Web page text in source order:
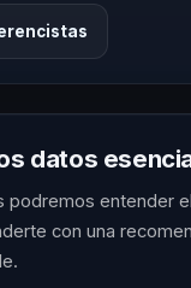
datos
podremos entender
con una